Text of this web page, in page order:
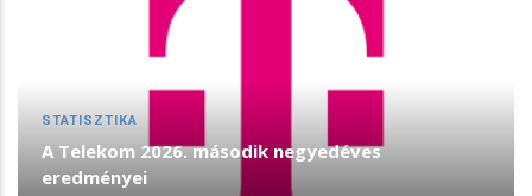
STATISZTIKA
A Telekom 2026. második negyedéves
eredményei